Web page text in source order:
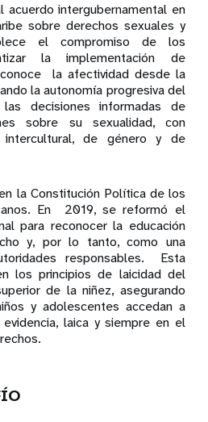
intergubernamental en
sobre derechos sexuales y
el compromiso de los
la implementación de
la afectividad desde la
la autonomía progresiva del
decisiones informadas de
sobre su sexualidad, con
intercultural, de género y de
la Constitución Política de los
En 2019, se reformó el
para reconocer la educación
y, por lo tanto, como una
responsables. Esta
los principios de laicidad del
de la niñez, asegurando
y adolescentes accedan a
laica y siempre en el